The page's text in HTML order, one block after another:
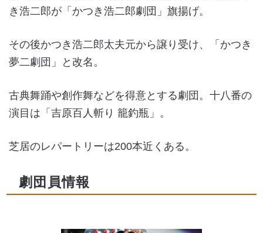
き浩二郎が「かつき浩二郎劇団」旗揚げ。
その後かつき浩二郎太夫元から譲り受け、「かつき
夢二劇団」と改名。
古典舞踊や創作舞などを得意とする劇団。十八番の
演目は「吉原百人斬り 籠釣瓶」。
芝居のレパートリーは200本近くある。
劇団員情報